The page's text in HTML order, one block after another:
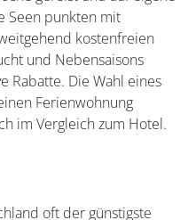
Seen punkten mit
kostenfreien
und Nebensaisons
Rabatte. Die Wahl eines
Ferienwohnung
im Vergleich zum Hotel.
oft der günstigste